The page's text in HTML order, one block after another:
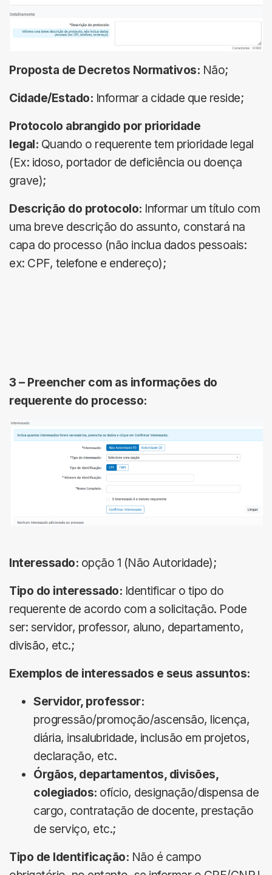
Proposta de Decretos Normativos: Não;
Cidade/Estado: Informar a cidade que reside;
Protocolo abrangido por prioridade
legal: Quando o requerente tem prioridade legal
(Ex: idoso, portador de deficiência ou doença
grave);
Descrição do protocolo: Informar um título com
uma breve descrição do assunto, constará na
capa do processo (não inclua dados pessoais:
ex: CPF, telefone e endereço);
3 – Preencher com as informações do
requerente do processo:
Interessado: opção 1 (Não Autoridade);
Tipo do interessado: Identificar o tipo do
requerente de acordo com a solicitação. Pode
ser: servidor, professor, aluno, departamento,
divisão, etc.;
Exemplos de interessados e seus assuntos:
Servidor, professor:
progressão/promoção/ascensão, licença,
diária, insalubridade, inclusão em projetos,
declaração, etc.
Órgãos, departamentos, divisões,
colegiados: ofício, designação/dispensa de
cargo, contratação de docente, prestação
de serviço, etc.;
Tipo de Identificação: Não é campo